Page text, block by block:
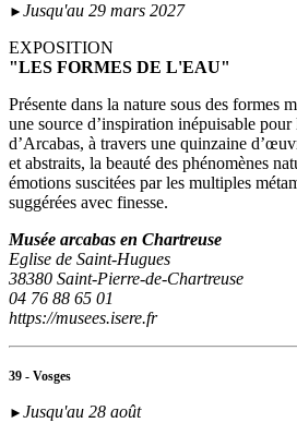
► Jusqu'au 29 mars 2027
EXPOSITION
"LES FORMES DE L'EAU"
Présente dans la nature sous des formes
une source d’inspiration inépuisable
d’Arcabas, à travers une quinzaine
et abstraits, la beauté des phénomènes
émotions suscitées par les multiples
suggérées avec finesse.
Musée arcabas en Chartreuse
Eglise de Saint-Hugues
38380 Saint-Pierre-de-Chartreuse
04 76 88 65 01
https://musees.isere.fr
39 - Vosges
► Jusqu'au 28 août